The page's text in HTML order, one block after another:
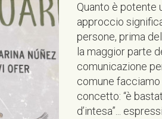
Quanto è potente
approccio
persone, prima
la maggior parte
comunicazione
comune
concetto: “è
d’intesa”...